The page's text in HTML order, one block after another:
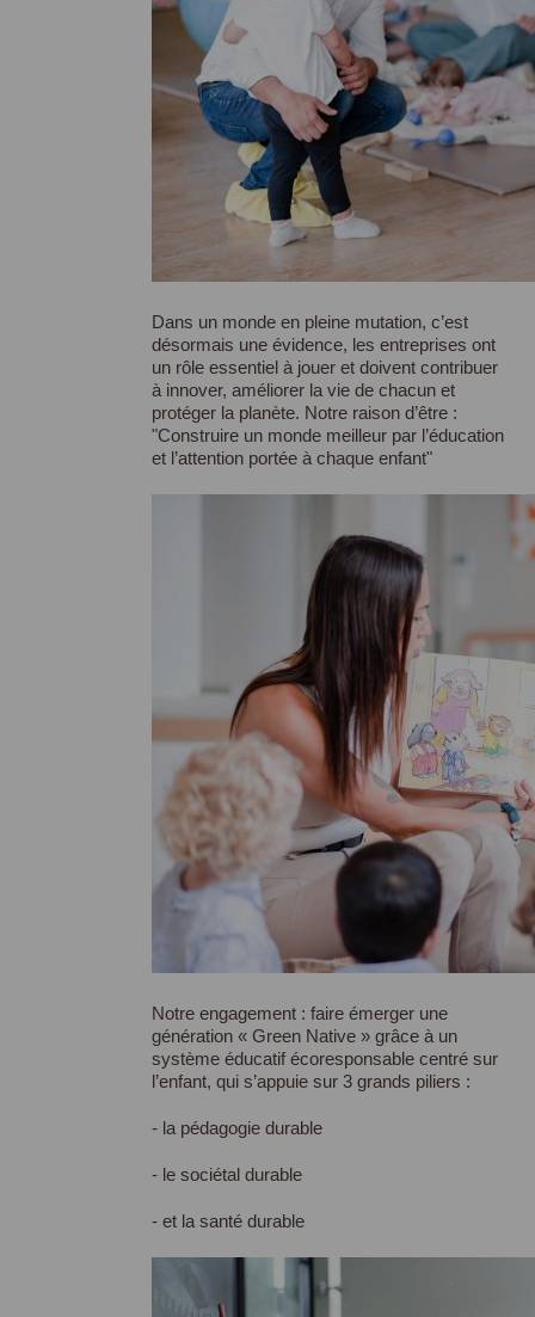
Dans un monde en pleine mutation, c’est
désormais une évidence, les entreprises ont
un rôle essentiel à jouer et doivent contribuer
à innover, améliorer la vie de chacun et
protéger la planète. Notre raison d’être :
"Construire un monde meilleur par l’éducation
et l’attention portée à chaque enfant"
Notre engagement : faire émerger une
génération « Green Native» grâce à un
système éducatif écoresponsable centré sur
l’enfant, qui s’appuie sur 3 grands piliers :
- la pédagogie durable
- le sociétal durable
- et la santé durable